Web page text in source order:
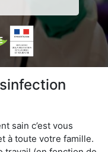
sain c’est vous
à toute votre famille.